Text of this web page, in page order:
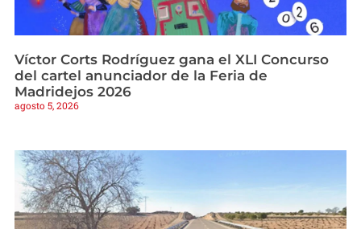
Víctor Corts Rodríguez gana el XLI Concurso
del cartel anunciador de la Feria de
Madridejos 2026
agosto 5, 2026